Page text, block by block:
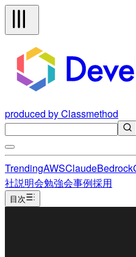
produced by Classmethod
TrendingAWSClaudeBedrock
社説明会勉強会事例採用
目次